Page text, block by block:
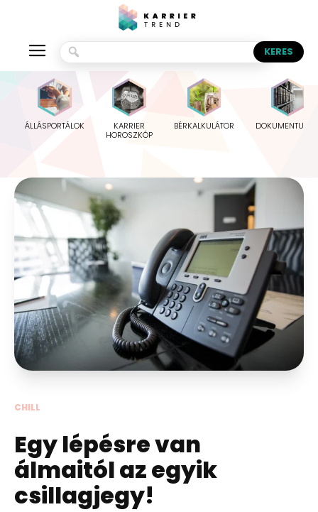
ÁLLÁSPORTÁLOK
KARRIER
HOROSZKÓP
BÉRKALKULÁTOR
CHILL
Egy lépésre van
álmaitól az egyik
csillagjegy!